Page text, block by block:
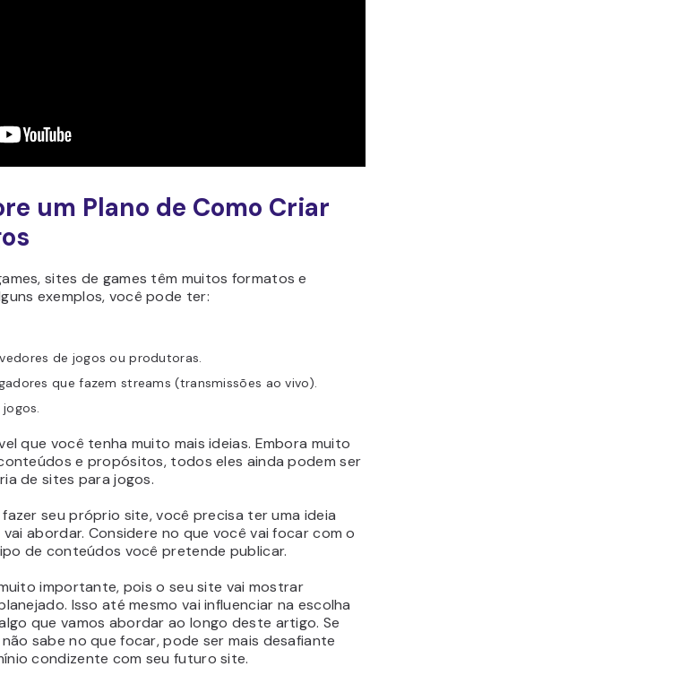
um Plano de Como Criar
sites de games têm muitos formatos e
exemplos, você pode ter:
de jogos ou produtoras.
que fazem streams (transmissões ao vivo).
que você tenha muito mais ideias. Embora muito
e propósitos, todos eles ainda podem ser
de sites para jogos.
seu próprio site, você precisa ter uma ideia
abordar. Considere no que você vai focar com o
de conteúdos você pretende publicar.
importante, pois o seu site vai mostrar
Isso até mesmo vai influenciar na escolha
que vamos abordar ao longo deste artigo. Se
sabe no que focar, pode ser mais desafiante
condizente com seu futuro site.